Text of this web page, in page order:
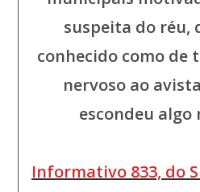
suspeita do réu,
conhecido como de
nervoso ao
escondeu
Informativo 833, do